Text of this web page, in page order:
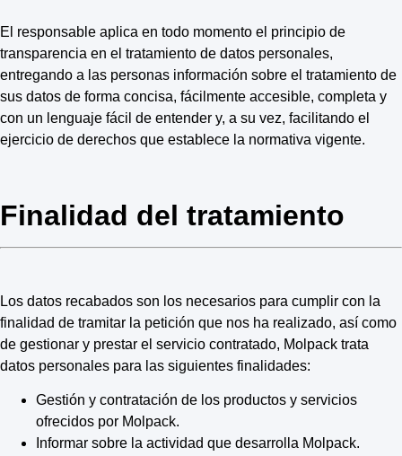
El responsable aplica en todo momento el principio de
transparencia en el tratamiento de datos personales,
entregando a las personas información sobre el tratamiento de
sus datos de forma concisa, fácilmente accesible, completa y
con un lenguaje fácil de entender y, a su vez, facilitando el
ejercicio de derechos que establece la normativa vigente.
Finalidad del tratamiento
Los datos recabados son los necesarios para cumplir con la
finalidad de tramitar la petición que nos ha realizado, así como
de gestionar y prestar el servicio contratado, Molpack trata
datos personales para las siguientes finalidades:
Gestión y contratación de los productos y servicios
ofrecidos por Molpack.
Informar sobre la actividad que desarrolla Molpack.